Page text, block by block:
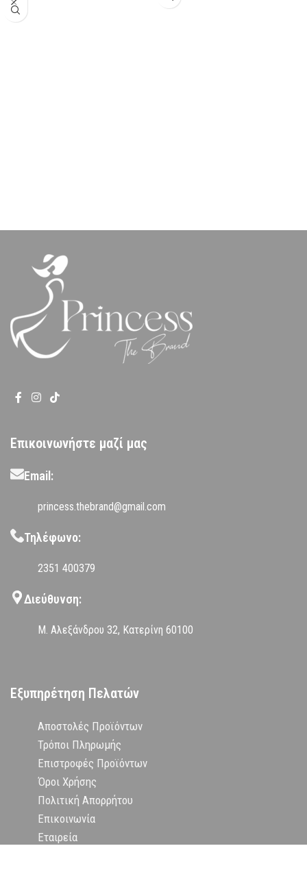
Επικοινωνήστε μαζί μας
Email:
princess.thebrand@gmail.com
Τηλέφωνο:
2351 400379
Διεύθυνση:
Μ. Αλεξάνδρου 32, Κατερίνη 60100
Εξυπηρέτηση Πελατών
Αποστολές Προϊόντων
Τρόποι Πληρωμής
Επιστροφές Προϊόντων
Όροι Χρήσης
Πολιτική Απορρήτου
Επικοινωνία
Εταιρεία